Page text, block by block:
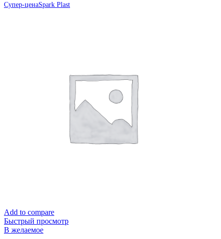
Супер-ценаSpark Plast
Add to compare
Быстрый просмотр
В желаемое